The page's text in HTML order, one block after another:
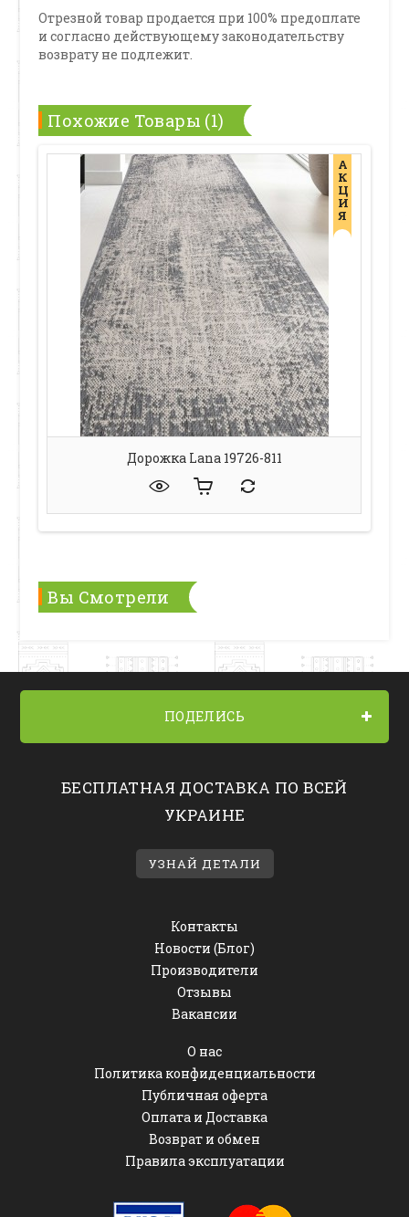
Отрезной товар продается при 100% предоплате
и согласно действующему законодательству
возврату не подлежит.
Похожие Товары (1)
А
К
Ц
И
Я
Дорожка Lana 19726-811
Вы Смотрели
ПОДЕЛИСЬ
БЕСПЛАТНАЯ ДОСТАВКА ПО ВСЕЙ
УКРАИНЕ
УЗНАЙ ДЕТАЛИ
Контакты
Новости (Блог)
Производители
Отзывы
Вакансии
О нас
Политика конфиденциальности
Публичная оферта
Оплата и Доставка
Возврат и обмен
Правила эксплуатации